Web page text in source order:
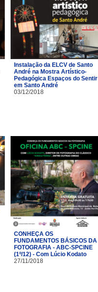
Instalação da ELCV de Santo
André na Mostra Artístico-
Pedagógica Espaços do Sentir
em Santo André
03/12/2018
CONHEÇA OS
FUNDAMENTOS BÁSICOS DA
FOTOGRAFIA - ABC-SPCINE
(1º/12) - Com Lúcio Kodato
27/11/2018